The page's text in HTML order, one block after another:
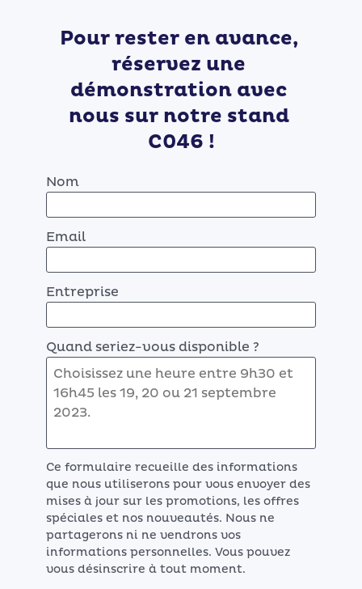
Pour rester en avance,
réservez une
démonstration avec
nous sur notre stand
C046 !
Nom
Email
Entreprise
Quand seriez-vous disponible ?
Ce formulaire recueille des informations
que nous utiliserons pour vous envoyer des
mises à jour sur les promotions, les offres
spéciales et nos nouveautés. Nous ne
partagerons ni ne vendrons vos
informations personnelles. Vous pouvez
vous désinscrire à tout moment.